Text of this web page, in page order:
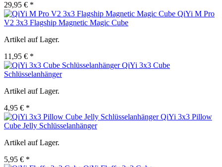
29,95 € *
QiYi M Pro
V2 3x3 Flagship Magnetic Magic Cube
Artikel auf Lager.
11,95 € *
QiYi 3x3 Cube
Schlüsselanhänger
Artikel auf Lager.
4,95 € *
QiYi 3x3 Pillow
Cube Jelly Schlüsselanhänger
Artikel auf Lager.
5,95 € *